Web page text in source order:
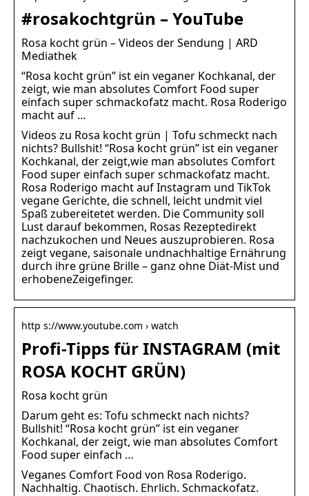
#rosakochtgrün – YouTube
Rosa kocht grün – Videos der Sendung | ARD
Mediathek
“Rosa kocht grün” ist ein veganer Kochkanal, der
zeigt, wie man absolutes Comfort Food super
einfach super schmackofatz macht. Rosa Roderigo
macht auf …
Videos zu Rosa kocht grün | Tofu schmeckt nach
nichts? Bullshit! “Rosa kocht grün” ist ein veganer
Kochkanal, der zeigt,wie man absolutes Comfort
Food super einfach super schmackofatz macht.
Rosa Roderigo macht auf Instagram und TikTok
vegane Gerichte, die schnell, leicht undmit viel
Spaß zubereitetet werden. Die Community soll
Lust darauf bekommen, Rosas Rezeptedirekt
nachzukochen und Neues auszuprobieren. Rosa
zeigt vegane, saisonale undnachhaltige Ernährung
durch ihre grüne Brille – ganz ohne Diät-Mist und
erhobeneZeigefinger.
http s://www.youtube.com › watch
Profi-Tipps für INSTAGRAM (mit
ROSA KOCHT GRÜN)
Rosa kocht grün
Darum geht es: Tofu schmeckt nach nichts?
Bullshit! “Rosa kocht grün” ist ein veganer
Kochkanal, der zeigt, wie man absolutes Comfort
Food super einfach …
Veganes Comfort Food von Rosa Roderigo.
Nachhaltig. Chaotisch. Ehrlich. Schmackofatz.